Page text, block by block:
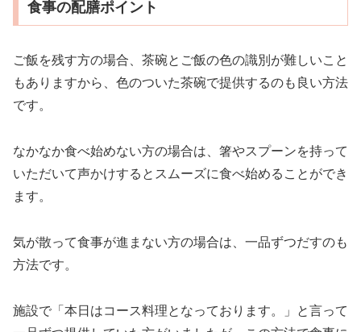
食事の配膳ポイント
ご飯を残す方の場合、茶碗とご飯の色の識別が難しいこと
もありますから、色のついた茶碗で提供するのも良い方法
です。
なかなか食べ始めない方の場合は、箸やスプーンを持って
いただいて声かけするとスムーズに食べ始めることができ
ます。
気が散って食事が進まない方の場合は、一品ずつだすのも
方法です。
施設で「本日はコース料理となっております。」と言って